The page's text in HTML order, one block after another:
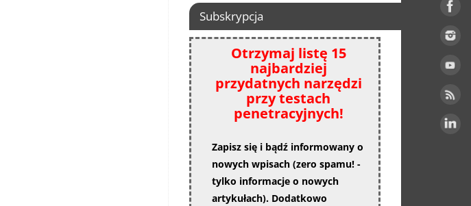
Subskrypcja
Otrzymaj listę 15
najbardziej
przydatnych narzędzi
przy testach
penetracyjnych!
Zapisz się i bądź informowany o
nowych wpisach (zero spamu! -
tylko informacje o nowych
artykułach). Dodatkowo